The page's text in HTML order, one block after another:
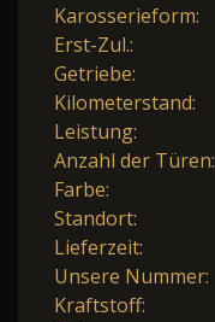
Karosserieform:
Erst-Zul.:
Getriebe:
Kilometerstand:
Leistung:
Anzahl der Türen:
Farbe:
Standort:
Lieferzeit:
Unsere Nummer:
Kraftstoff: